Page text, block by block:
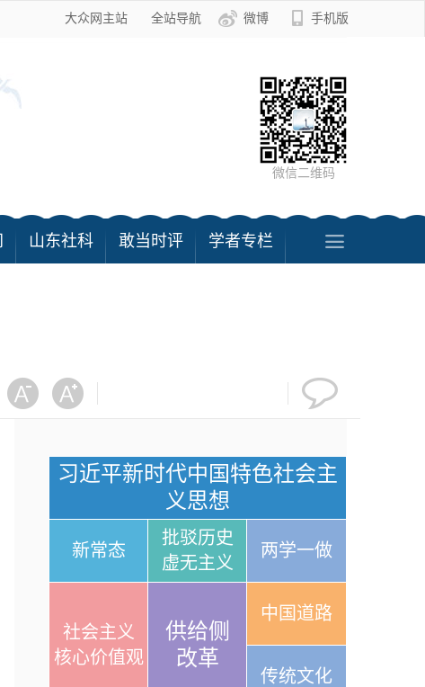
大众网主站 全站导航 微博 手机版
微信二维码
山东社科 敢当时评 学者专栏
习近平新时代中国特色社会主
义思想
新常态
批驳历史
虚无主义
两学一做
社会主义
核心价值观
供给侧
改革
中国道路
传统文化